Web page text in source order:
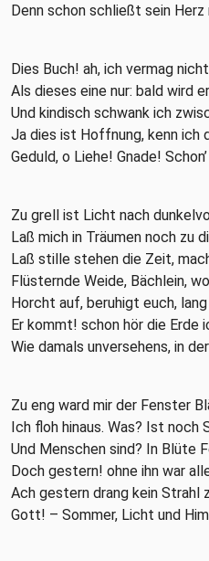
Denn schon schließt sein Herz
Dies Buch! ah, ich vermag
Als dieses eine nur: bald wird
Und kindisch schwank ich
Ja dies ist Hoffnung, kenn ich
Geduld, o Liehe! Gnade!
Zu grell ist Licht nach
Laß mich in Träumen noch zu
Laß stille stehen die Zeit,
Flüsternde Weide, Bächlein,
Horcht auf, beruhigt euch,
Er kommt! schon hör die Erde
Wie damals unversehens, in
Zu eng ward mir der Fenster
Ich floh hinaus. Was? Ist noch
Und Menschen sind? In Blüte
Doch gestern! ohne ihn war
Ach gestern drang kein Strahl
Gott! – Sommer, Licht und